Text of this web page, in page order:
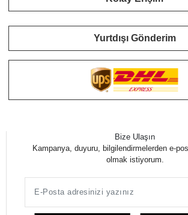
Yurtdışı Gönderim
Bize Ulaşın
Kampanya, duyuru, bilgilendirmelerden e-
olmak istiyorum.